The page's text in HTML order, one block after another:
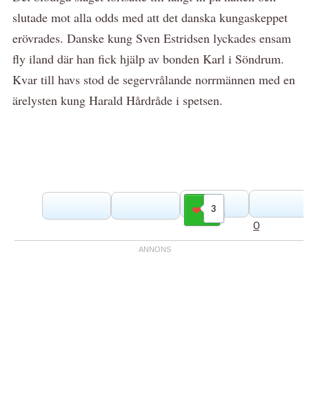
slutade mot alla odds med att det danska kungaskeppet
erövrades. Danske kung Sven Estridsen lyckades ensam
fly iland där han fick hjälp av bonden Karl i Söndrum.
Kvar till havs stod de segervrålande norrmännen med en
ärelysten kung Harald Hårdråde i spetsen.
3
Gilla
0